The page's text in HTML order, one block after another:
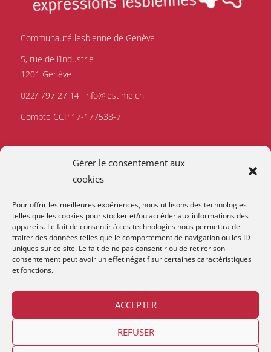
Gérer le consentement aux
cookies
Pour offrir les meilleures expériences, nous utilisons des technologies
telles que les cookies pour stocker et/ou accéder aux informations des
appareils. Le fait de consentir à ces technologies nous permettra de
traiter des données telles que le comportement de navigation ou les ID
uniques sur ce site. Le fait de ne pas consentir ou de retirer son
consentement peut avoir un effet négatif sur certaines caractéristiques
et fonctions.
ACCEPTER
REFUSER
Communauté lesbienne de Genève
5, rue de l’Industrie
1201 Genève
022/ 797 27 14 info@lestime.ch
Compte CCP 17-177538-7